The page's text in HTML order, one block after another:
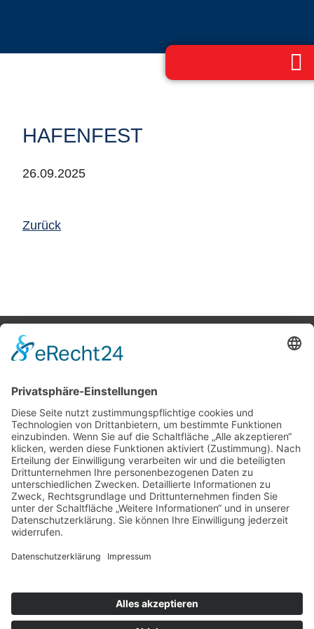
HAFENFEST
26.09.2025
Zurück
Potsdamer Yacht Club e. V.
14109 Berlin
Tel: +49 30 805 35 58
KONTAKT|IMPRESSUM|DATENSCHUTZ